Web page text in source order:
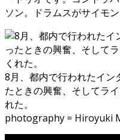
ソン。ドラムスがサイモ
8月、都内で行われたイン
たときの興奮、そしてラ
れた。
photography = Hiroyuki